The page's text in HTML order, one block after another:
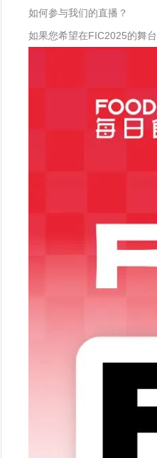
如何参与我们的直播？
如果您希望在FIC2025的舞